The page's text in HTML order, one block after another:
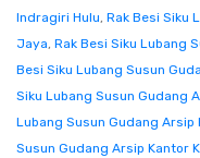
Indragiri Hulu, Rak Besi Siku
Jaya, Rak Besi Siku Lubang
Besi Siku Lubang Susun
Siku Lubang Susun Gudang
Lubang Susun Gudang Arsip
Susun Gudang Arsip Kantor